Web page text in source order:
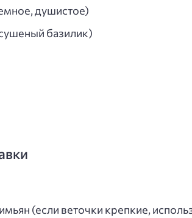
душистое)
базилик)
(если веточки крепкие,